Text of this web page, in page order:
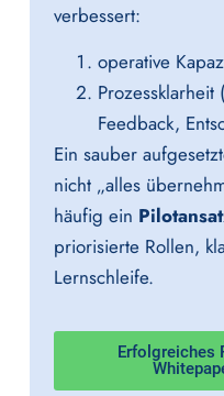
verbessert:
operative
Prozessklarheit
Feedback,
Ein sauber
nicht „alles
häufig ein
priorisierte Rollen,
Lernschleife.
Erfolgreiches